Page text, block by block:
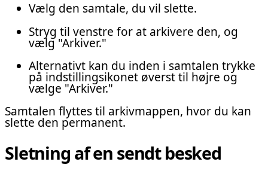
Vælg den samtale, du vil slette.
Stryg til venstre for at arkivere den, og
vælg "Arkiver."
Alternativt kan du inden i samtalen trykke
på indstillingsikonet øverst til højre og
vælge "Arkiver."
Samtalen flyttes til arkivmappen, hvor du kan
slette den permanent.
Sletning af en sendt besked